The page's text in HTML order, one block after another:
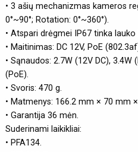
• 3 ašių mechanizmas kameros
0°~90°; Rotation: 0°~360°).
• Atspari drėgmei IP67 tinka
• Maitinimas: DC 12V, PoE
• Sąnaudos: 2.7W (12V DC), 3.4W
(PoE).
• Svoris: 470 g.
• Matmenys: 166.2 mm × 70 mm
• Garantija 36 mėn.
Suderinami laikikliai:
• PFA134.